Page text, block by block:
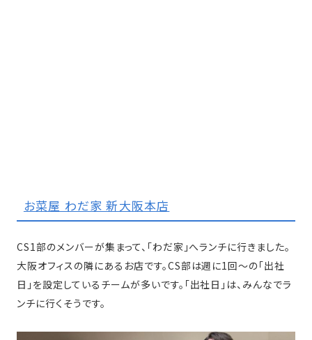
お菜屋 わだ家 新大阪本店
CS1部のメンバーが集まって、「わだ家」へランチに行きました。
大阪オフィスの隣にあるお店です。CS部は週に1回〜の「出社
日」を設定しているチームが多いです。「出社日」は、みんなでラ
ンチに行くそうです。